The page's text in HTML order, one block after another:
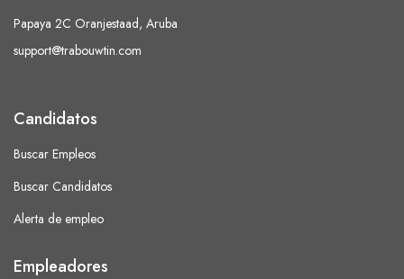
Papaya 2C Oranjestaad, Aruba
support@trabouwtin.com
Candidatos
Buscar Empleos
Buscar Candidatos
Alerta de empleo
Empleadores